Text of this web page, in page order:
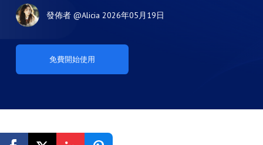
免費開始使用
發佈者 @Alicia 2026年05月19日